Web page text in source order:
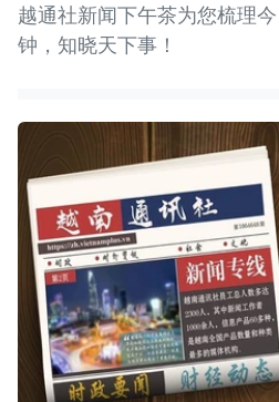
越通社新闻下午茶为您梳理
钟，知晓天下事！